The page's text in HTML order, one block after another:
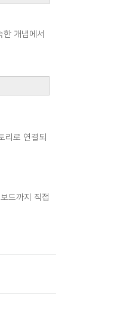
개념에서
리로 연결되
드까지 직접